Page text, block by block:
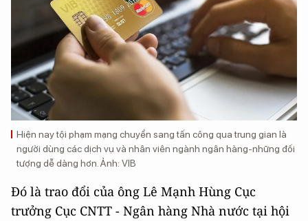
Hiện nay tội phạm mạng chuyển sang tấn công qua trung gian là
người dùng các dịch vụ và nhân viên ngành ngân hàng-những đối
tượng dễ dàng hơn. Ảnh: VIB
Đó là trao đổi của ông Lê Mạnh Hùng Cục
trưởng Cục CNTT - Ngân hàng Nhà nước tại hội